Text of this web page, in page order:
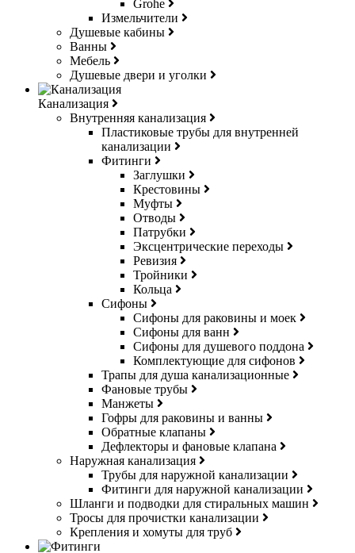
Grohe
Измельчители
Душевые кабины
Ванны
Мебель
Душевые двери и уголки
Канализация
Внутренняя канализация
Пластиковые трубы для внутренней
канализации
Фитинги
Заглушки
Крестовины
Муфты
Отводы
Патрубки
Эксцентрические переходы
Ревизия
Тройники
Кольца
Сифоны
Сифоны для раковины и моек
Сифоны для ванн
Сифоны для душевого поддона
Комплектующие для сифонов
Трапы для душа канализационные
Фановые трубы
Манжеты
Гофры для раковины и ванны
Обратные клапаны
Дефлекторы и фановые клапана
Наружная канализация
Трубы для наружной канализации
Фитинги для наружной канализации
Шланги и подводки для стиральных машин
Тросы для прочистки канализации
Крепления и хомуты для труб